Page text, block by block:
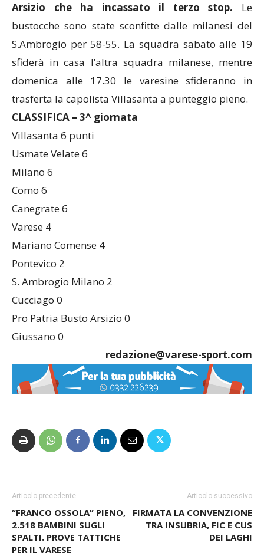
Arsizio che ha incassato il terzo stop. Le
bustocche sono state sconfitte dalle milanesi del
S.Ambrogio per 58-55. La squadra sabato alle 19
sfiderà in casa l’altra squadra milanese, mentre
domenica alle 17.30 le varesine sfideranno in
trasferta la capolista Villasanta a punteggio pieno.
CLASSIFICA – 3^ giornata
Villasanta 6 punti
Usmate Velate 6
Milano 6
Como 6
Canegrate 6
Varese 4
Mariano Comense 4
Pontevico 2
S. Ambrogio Milano 2
Cucciago 0
Pro Patria Busto Arsizio 0
Giussano 0
redazione@varese-sport.com
Articolo precedente
“FRANCO OSSOLA” PIENO,
2.518 BAMBINI SUGLI
SPALTI. PROVE TATTICHE
PER IL VARESE
Articolo successivo
FIRMATA LA CONVENZIONE
TRA INSUBRIA, FIC E CUS
DEI LAGHI